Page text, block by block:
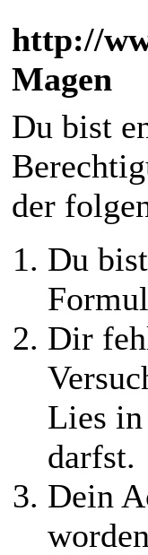
http://
Magen
Du bist
der
Du
Dir
Lies
darfst.
Dein